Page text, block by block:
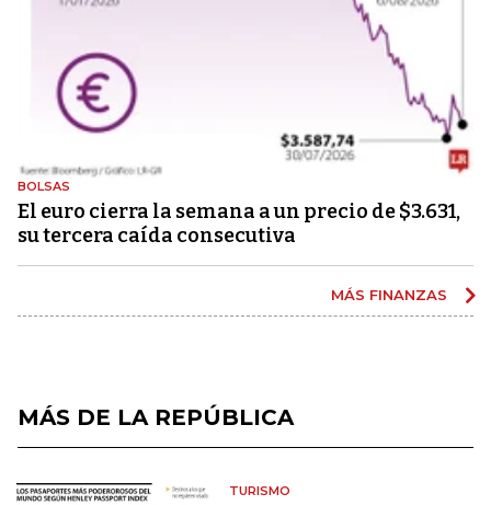
BOLSAS
El euro cierra la semana a un precio de $3.631,
su tercera caída consecutiva
MÁS FINANZAS
MÁS DE LA REPÚBLICA
TURISMO